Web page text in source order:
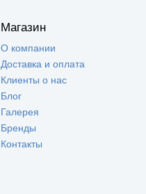
Магазин
О компании
Доставка и оплата
Клиенты о нас
Блог
Галерея
Бренды
Контакты